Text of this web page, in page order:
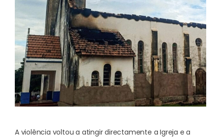
A violência voltou a atingir directamente a Igreja e a